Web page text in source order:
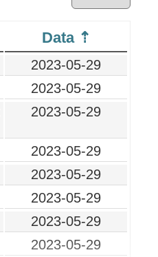
Data
2023-05-29
2023-05-29
2023-05-29
2023-05-29
2023-05-29
2023-05-29
2023-05-29
2023-05-29